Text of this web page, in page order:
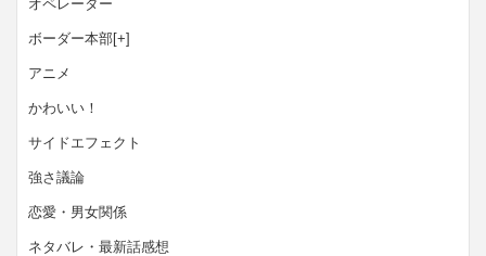
オペレーター
ボーダー本部[+]
アニメ
かわいい！
サイドエフェクト
強さ議論
恋愛・男女関係
ネタバレ・最新話感想